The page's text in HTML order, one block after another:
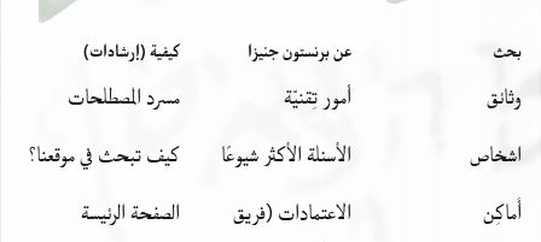
بحث
وثائق
اشخاص
أَماكِن
عن برنستون جنيزا
أمور تِقنيّة
الأسئلة الأكثر شيوعًا
الاعتمادات (فريق
كيفية (إرشادات)
مسرد المصطلحات
كيف تبحث في موقعنا؟
الصفحة الرئيسة